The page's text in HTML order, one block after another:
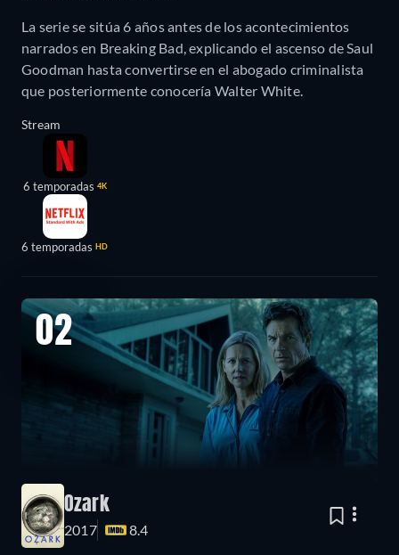
La serie se sitúa 6 años antes de los acontecimientos
narrados en Breaking Bad, explicando el ascenso de Saul
Goodman hasta convertirse en el abogado criminalista
que posteriormente conocería Walter White.
Stream
6 temporadas 4K
6 temporadas HD
02
Ozark
2017 8.4